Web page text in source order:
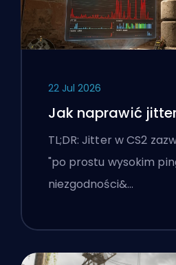
22 Jul 2026
Jak naprawić
TL;DR: Jitter w CS2
"po prostu wysokim
niezgodności&…